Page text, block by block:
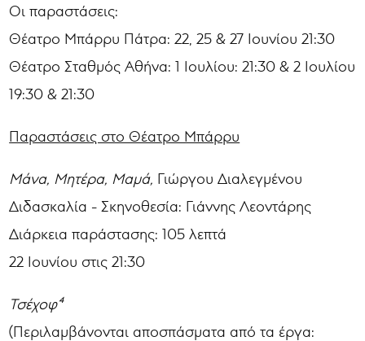
Οι παραστάσεις:
Θέατρο Μπάρρυ Πάτρα: 22, 25 & 27 Ιουνίου 21:30
Θέατρο Σταθμός Αθήνα: 1 Ιουλίου: 21:30 & 2 Ιουλίου
19:30 & 21:30
Παραστάσεις στο Θέατρο Μπάρρυ
Μάνα, Μητέρα, Μαμά, Γιώργου Διαλεγμένου
Διδασκαλία - Σκηνοθεσία: Γιάννης Λεοντάρης
Διάρκεια παράστασης: 105 λεπτά
22 Ιουνίου στις 21:30
Τσέχοφ⁴
(Περιλαμβάνονται αποσπάσματα από τα έργα: